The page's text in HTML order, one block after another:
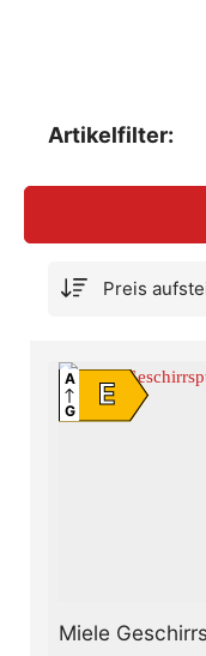
Artikelfilter:
E
A
G
Miele